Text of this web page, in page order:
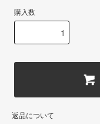
購入数
返品について